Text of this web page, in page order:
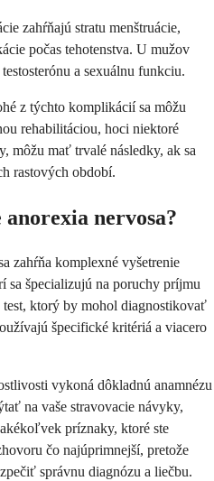
zahŕňajú stratu menštruácie,
počas tehotenstva. U mužov
a sexuálnu funkciu.
z týchto komplikácií sa môžu
rehabilitáciou, hoci niektoré
môžu mať trvalé následky, ak sa
rastových období.
nervosa?
zahŕňa komplexné vyšetrenie
špecializujú na poruchy príjmu
ktorý by mohol diagnostikovať
špecifické kritériá a viacero
vykoná dôkladnú anamnézu
na vaše stravovacie návyky,
príznaky, ktoré ste
čo najúprimnejší, pretože
správnu diagnózu a liečbu.